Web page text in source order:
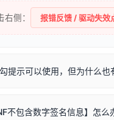
侧： 报错反馈 / 驱动失效
提示可以使用，但为什么也
程序在运行时会检测您的
不包含数字签名信息】怎么